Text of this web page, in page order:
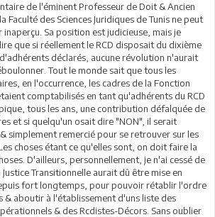
de l'éminent Professeur de Doit & Ancien
Faculté des Sciences Juridiques de Tunis ne peut
inaperçu. Sa position est judicieuse, mais je
que si réellement le RCD disposait du dixième
déclarés, aucune révolution n'aurait
Tout le monde sait que tous les
en l'occurrence, les cadres de la Fonction
comptabilisés en tant qu'adhérents du RCD
tous les ans, une contribution défalquée de
et si quelqu'un osait dire "NON", il serait
simplement remercié pour se retrouver sur les
choses étant ce qu'elles sont, on doit faire la
D'ailleurs, personnellement, je n'ai cessé de
Justice Transitionnelle aurait dû être mise en
fort longtemps, pour pouvoir rétablir l'ordre
& aboutir à l'établissement d'uns liste des
& des Rcdistes-Décors. Sans oublier